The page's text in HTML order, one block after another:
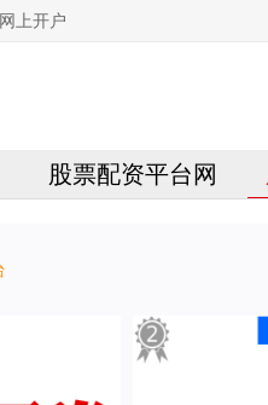
上开户
股票配资平台网